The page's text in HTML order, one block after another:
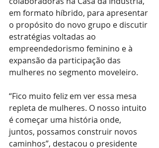
em formato híbrido, para apresentar
o propósito do novo grupo e discutir
estratégias voltadas ao
empreendedorismo feminino e à
expansão da participação das
mulheres no segmento moveleiro.
“Fico muito feliz em ver essa mesa
repleta de mulheres. O nosso intuito
é começar uma história onde,
juntos, possamos construir novos
caminhos”, destacou o presidente